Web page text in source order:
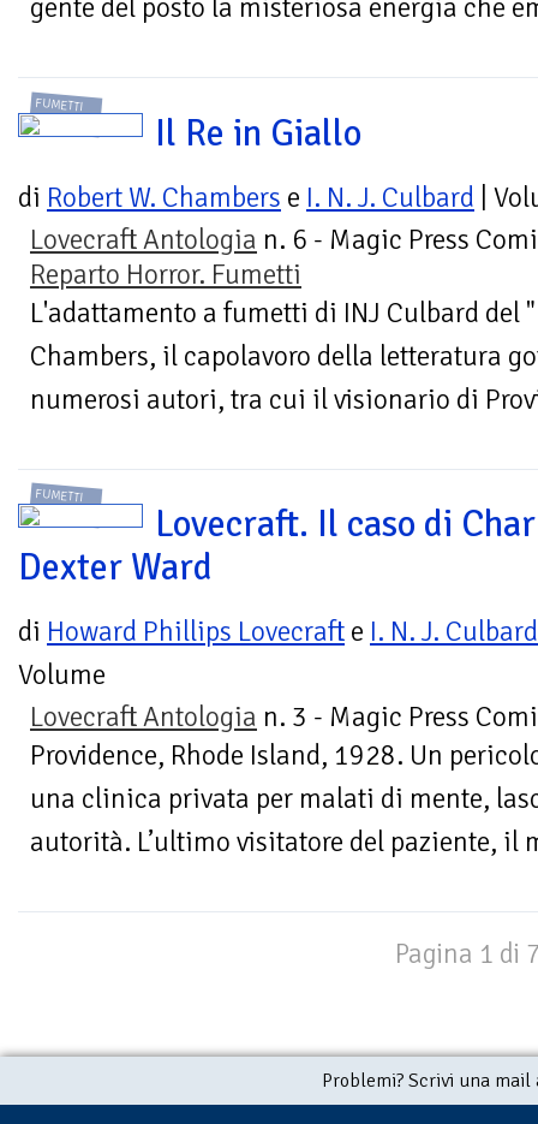
gente del posto la misteriosa energia che
FUMETTI
Il Re in Giallo
di Robert W. Chambers e I. N. J. Culbard |
Lovecraft Antologia n. 6 - Magic Press
Reparto Horror. Fumetti
L'adattamento a fumetti di INJ Culbard del
Chambers, il capolavoro della letteratura
numerosi autori, tra cui il visionario di
FUMETTI
Lovecraft. Il caso di
Dexter Ward
di Howard Phillips Lovecraft e I. N. J. Culbard
Volume
Lovecraft Antologia n. 3 - Magic Press
Providence, Rhode Island, 1928. Un
una clinica privata per malati di mente,
autorità. L’ultimo visitatore del paziente, il
Pagina 1 di
Problemi? Scrivi una